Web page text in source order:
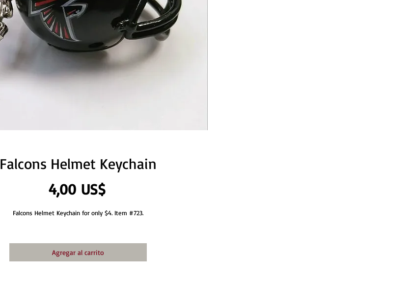
Falcons Helmet Keychain
4,00 US$Precio
Falcons Helmet Keychain for only $4. Item #723.
Agregar al carrito